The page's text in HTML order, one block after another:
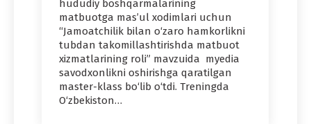
hududiy boshqarmalarining
matbuotga mas’ul xodimlari uchun
“Jamoatchilik bilan o‘zaro hamkorlikni
tubdan takomillashtirishda matbuot
xizmatlarining roli” mavzuida myedia
savodxonlikni oshirishga qaratilgan
master-klass bo‘lib o‘tdi. Treningda
O‘zbekiston…